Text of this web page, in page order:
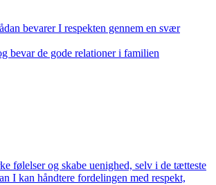
bevarer I respekten gennem en svær
bevar de gode relationer i familien
følelser og skabe uenighed, selv i de tætteste
I kan håndtere fordelingen med respekt,